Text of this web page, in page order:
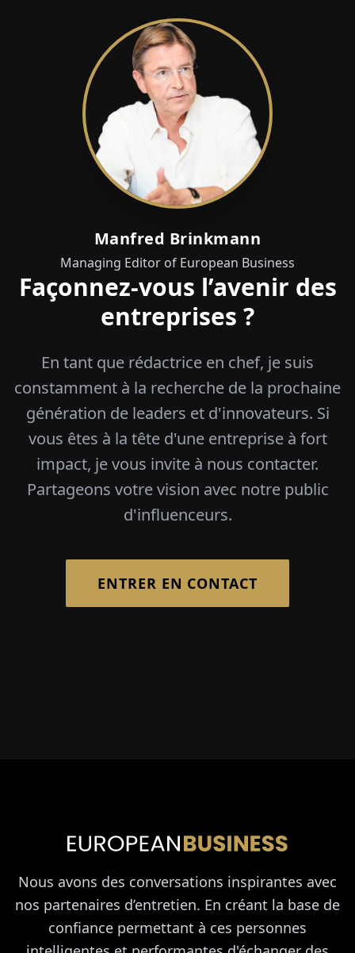
Manfred Brinkmann
Managing Editor of European Business
Façonnez-vous l’avenir des
entreprises ?
En tant que rédactrice en chef, je suis
constamment à la recherche de la prochaine
génération de leaders et d'innovateurs. Si
vous êtes à la tête d'une entreprise à fort
impact, je vous invite à nous contacter.
Partageons votre vision avec notre public
d'influenceurs.
ENTRER EN CONTACT
Nous avons des conversations inspirantes avec
nos partenaires d’entretien. En créant la base de
confiance permettant à ces personnes